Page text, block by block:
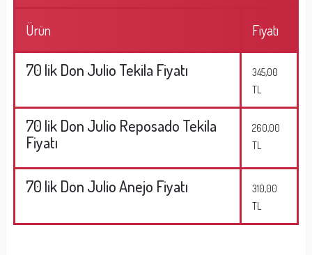
Ürün Fiyatı
70 lik Don Julio Tekila Fiyatı
345,00
TL
70 lik Don Julio Reposado Tekila
Fiyatı
260,00
TL
70 lik Don Julio Anejo Fiyatı
310,00
TL